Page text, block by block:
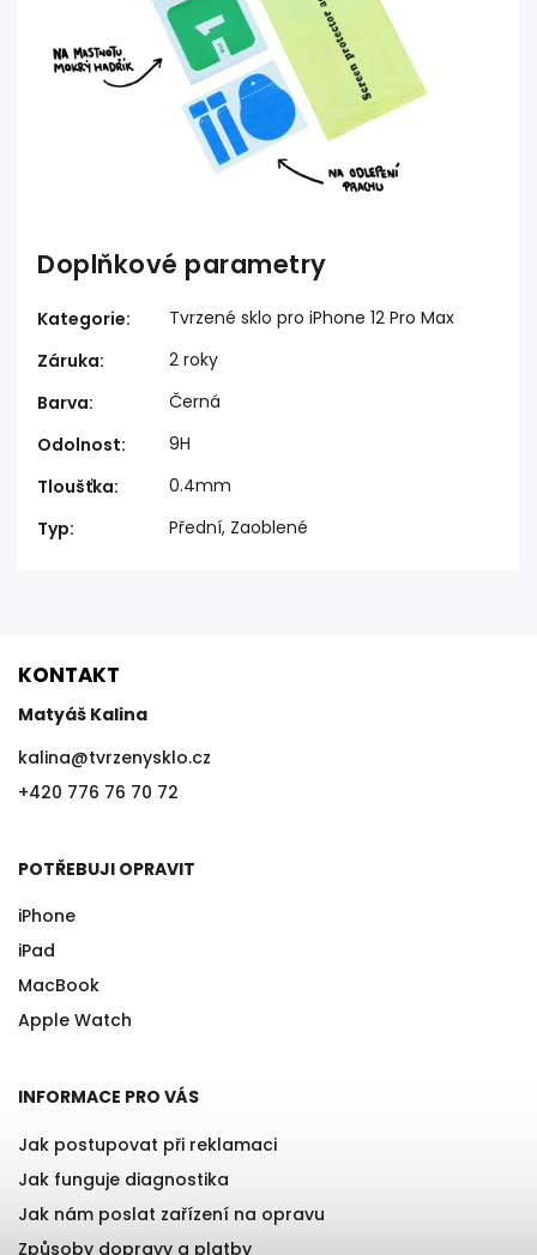
Doplňkové parametry
Kategorie:
Tvrzené sklo pro iPhone 12 Pro Max
Záruka:
2 roky
Barva:
Černá
Odolnost:
9H
Tloušťka:
0.4mm
Typ: Přední, Zaoblené
KONTAKT
Matyáš Kalina
kalina@tvrzenysklo.cz
+420 776 76 70 72
POTŘEBUJI OPRAVIT
iPhone
iPad
MacBook
Apple Watch
INFORMACE PRO VÁS
Jak postupovat při reklamaci
Jak funguje diagnostika
Jak nám poslat zařízení na opravu
Způsoby dopravy a platby